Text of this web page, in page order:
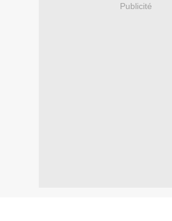
Publicité